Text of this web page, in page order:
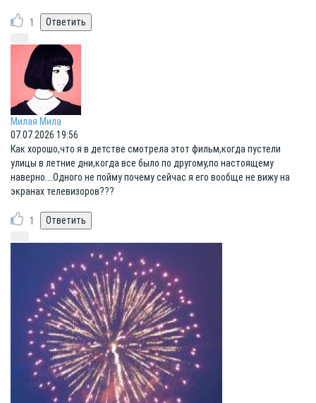
1
Милая Мила
07.07.2026 19:56
Как хорошо,что я в детстве смотрела этот фильм,когда пустели
улицы в летние дни,когда все было по другому,по настоящему
наверно….Одного не пойму почему сейчас я его вообще не вижу на
экранах телевизоров???
1